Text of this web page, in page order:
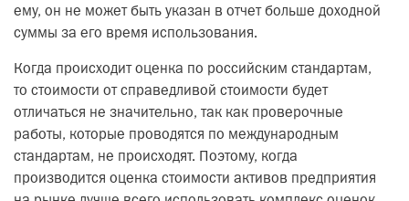
ему, он не может быть указан в отчет больше доходной
суммы за его время использования.
Когда происходит оценка по российским стандартам,
то стоимости от справедливой стоимости будет
отличаться не значительно, так как проверочные
работы, которые проводятся по международным
стандартам, не происходят. Поэтому, когда
производится оценка стоимости активов предприятия